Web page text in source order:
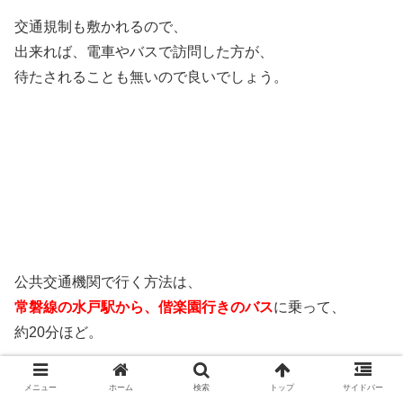
交通規制も敷かれるので、
出来れば、電車やバスで訪問した方が、
待たされることも無いので良いでしょう。
公共交通機関で行く方法は、
常磐線の水戸駅から、偕楽園行きのバスに乗って、
約20分ほど。
メニュー ホーム 検索 トップ サイドバー